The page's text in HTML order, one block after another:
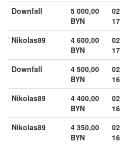
Downfall
5 000,00
BYN
Nikolas89
4 600,00
BYN
Downfall
4 500,00
BYN
Nikolas89
4 400,00
BYN
Nikolas89
4 350,00
BYN